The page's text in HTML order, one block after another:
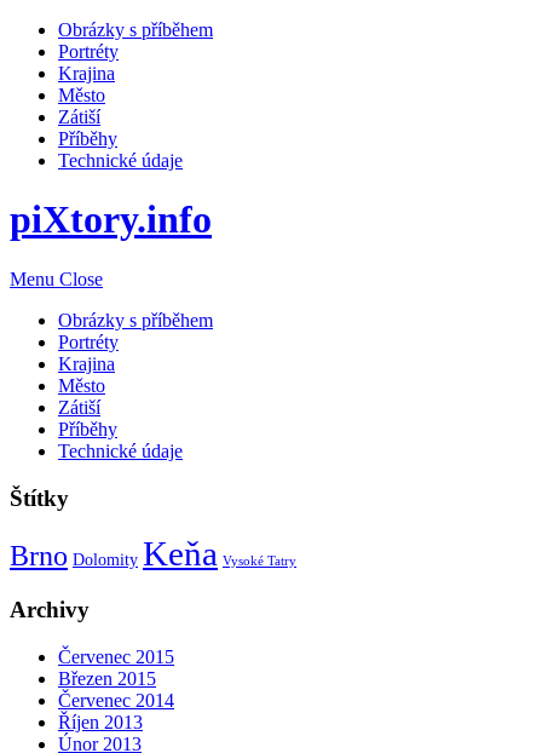
Obrázky s příběhem
Portréty
Krajina
Město
Zátiší
Příběhy
Technické údaje
piXtory.info
Menu Close
Obrázky s příběhem
Portréty
Krajina
Město
Zátiší
Příběhy
Technické údaje
Štítky
Brno Dolomity Keňa Vysoké Tatry
Archivy
Červenec 2015
Březen 2015
Červenec 2014
Říjen 2013
Únor 2013